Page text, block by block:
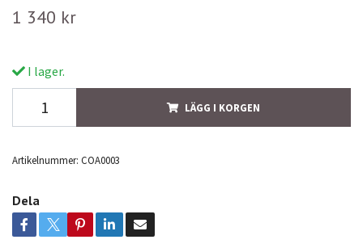
1 340 kr
I lager.
LÄGG I KORGEN
Artikelnummer: COA0003
Dela